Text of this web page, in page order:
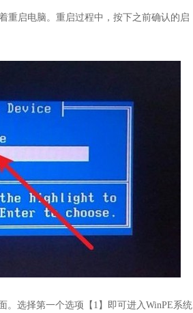
重启电脑。重启过程中，按下之前确认的启
。选择第一个选项【 1 】即可进入WinPE系统